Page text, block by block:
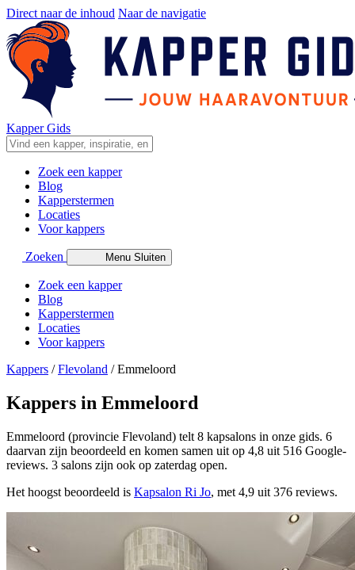
Direct naar de inhoud Naar de navigatie
Kapper Gids
Zoek een kapper
Blog
Kapperstermen
Locaties
Voor kappers
Zoeken Menu Sluiten
Zoek een kapper
Blog
Kapperstermen
Locaties
Voor kappers
Kappers /Flevoland /Emmeloord
Kappers in Emmeloord
Emmeloord (provincie Flevoland) telt 8 kapsalons in onze gids. 6
daarvan zijn beoordeeld en komen samen uit op 4,8 uit 516 Google-
reviews. 3 salons zijn ook op zaterdag open.
Het hoogst beoordeeld is Kapsalon Ri Jo, met 4,9 uit 376 reviews.